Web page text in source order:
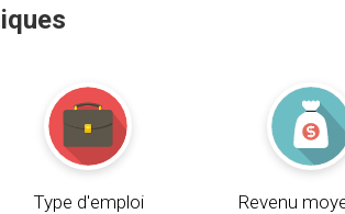
Type d'emploi
Revenu